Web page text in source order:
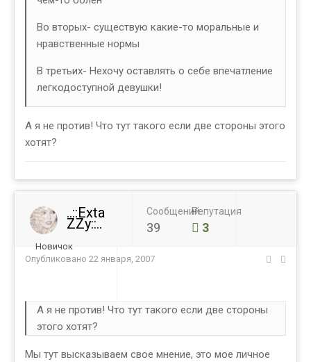
Во вторых- существую какие-то моральные и
нравственные нормы
В третьих- Нехочу оставлять о себе впечатление
легкодоступной девушки!
А я не против! Что тут такого если две стороны этого
хотят?
..::Exta
ZZy::..
Новичок
Сообщений
39
Репутация
3
Опубликовано 22 января, 2007
А я не против! Что тут такого если две стороны
этого хотят?
Мы тут высказываем свое мнение, это мое личное